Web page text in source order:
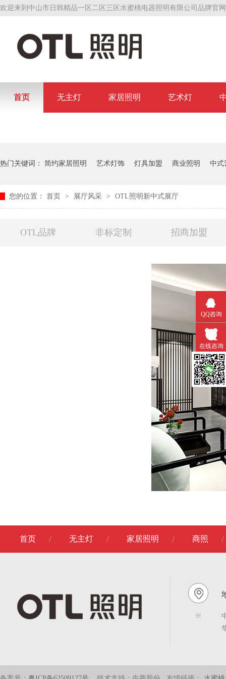
欢迎来到中山市日韩精品一区二区三区水蜜桃电器照明有限公司品牌官
首页 无主灯 家居照明 艺术灯
热门关键词： 简约家居照明 艺术灯饰 灯具加盟 商业照明 中式
您的位置： 首页 > 展厅风采 > OTL照明新中式展厅
OTL品牌 非标定制 招商加盟
首页 无主灯 家居照明 商照
QQ咨询
在线咨询
微信扫一扫